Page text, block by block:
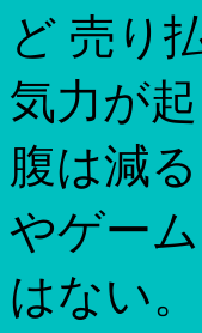
ど 売り
気力が
腹は減
やゲー
はない